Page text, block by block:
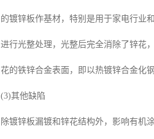
的镀锌板作基材，特别是用于家电行业
进行光整处理，光整后完全消除了锌花
花的铁锌合金表面，即以热镀锌合金化
(3)其他缺陷
除镀锌板漏镀和锌花结构外，影响有机